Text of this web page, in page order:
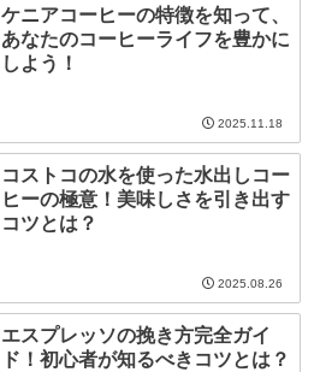
ケニアコーヒーの特徴を知って、
あなたのコーヒーライフを豊かに
しよう！
2025.11.18
コストコの水を使った水出しコー
ヒーの極意！美味しさを引き出す
コツとは？
2025.08.26
エスプレッソの挽き方完全ガイ
ド！初心者が知るべきコツとは？